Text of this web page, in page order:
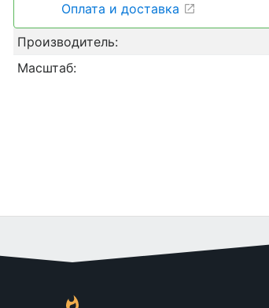
Оплата и доставка
Производитель:
Масштаб: